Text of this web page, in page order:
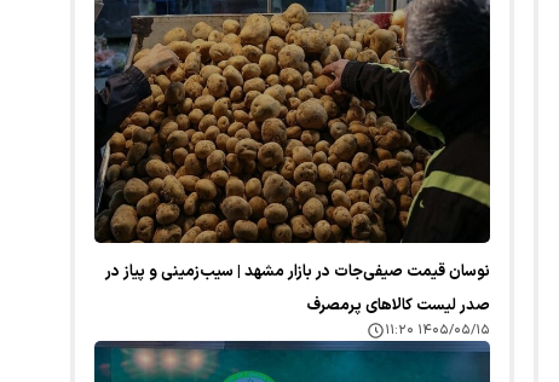
نوسان قیمت صیفی‌جات در بازار مشهد | سیب‌زمینی و پیاز در
صدر لیست کالا‌های پرمصرف
۱۴۰۵/۰۵/۱۵ ۱۱:۲۰